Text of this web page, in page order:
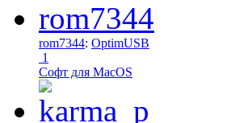
rom7344: OptimUSB
1
Софт для MacOS